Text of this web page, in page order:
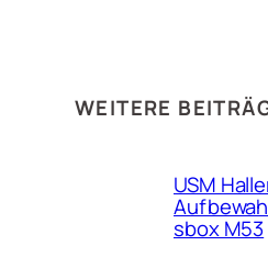
WEITERE
USM
sbox M53